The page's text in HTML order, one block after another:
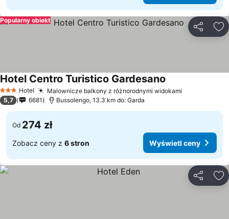
Popularny obiekt
3 Kategoria
Hotel Malownicze balkony z różnorodnymi widokami
Hotel Centro Turistico Gardesano
5,7 6681 Bussolengo, 13.3 km do: Garda
Od 274 zł
Zobacz ceny z 6 stron Wyświetl ceny